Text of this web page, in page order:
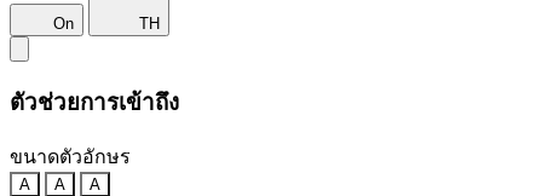
On TH
ตัวช่วยการเข้าถึง
ขนาดตัวอักษร
A A A